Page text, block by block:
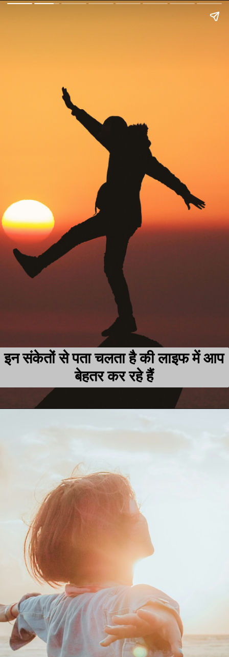
इन संकेतों से पता चलता है की लाइफ में आप
बेहतर कर रहे हैं